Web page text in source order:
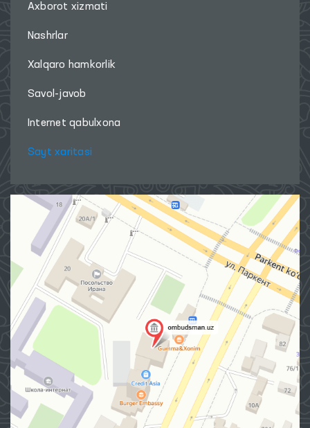
Axborot xizmati
Nashrlar
Xalqaro hamkorlik
Savol-javob
Internet qabulxona
Sayt xaritasi